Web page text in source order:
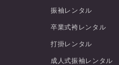
振袖レンタル
卒業式袴レンタル
打掛レンタル
成人式振袖レンタル